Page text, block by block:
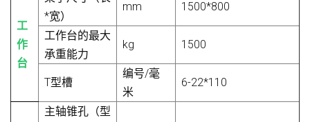
工
作
台
*宽）
mm 1500*800
工作台的最大
承重能力
kg 1500
T型槽
编号/毫
米
6-22*110
主轴锥孔（型